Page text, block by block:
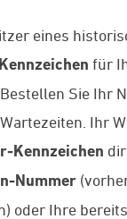
eines
für
Sie Ihr
Ihr
Kennzeichen
Nummer
oder Ihre